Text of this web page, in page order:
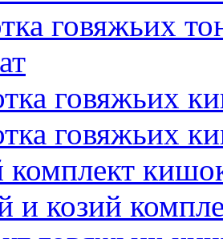
говяжьих
говяжьих
говяжьих
комплект
и козий